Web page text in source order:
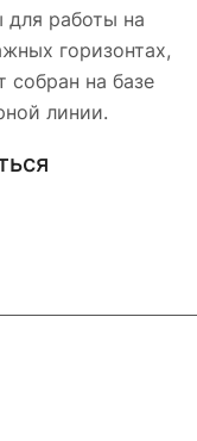
для работы на
горизонтах,
собран на базе
линии.